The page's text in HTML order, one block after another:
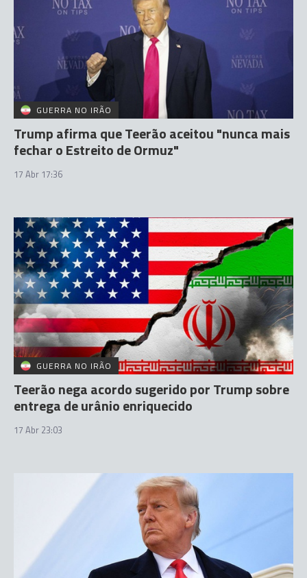
GUERRA NO IRÃO
Trump afirma que Teerão aceitou "nunca mais
fechar o Estreito de Ormuz"
17 Abr 17:36
GUERRA NO IRÃO
Teerão nega acordo sugerido por Trump sobre
entrega de urânio enriquecido
17 Abr 23:03